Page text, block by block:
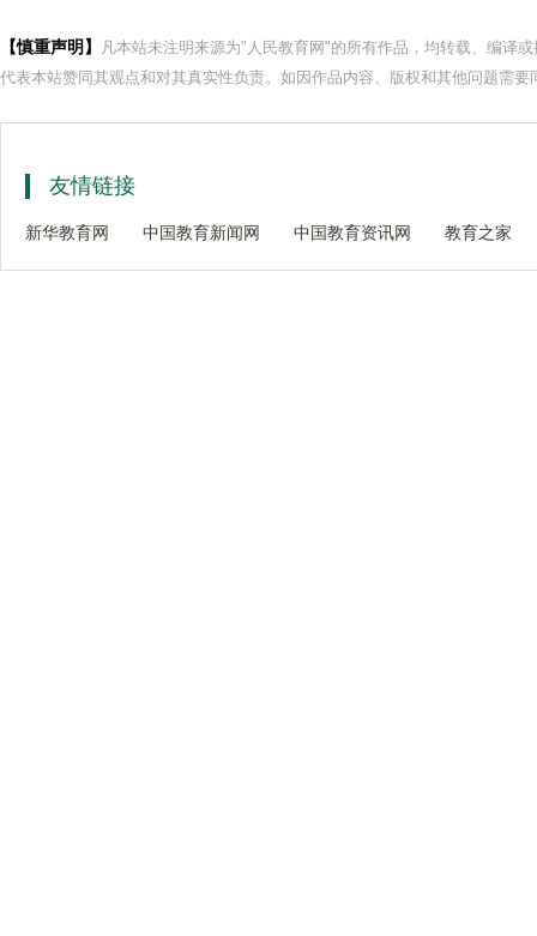
【慎重声明】
凡本站未注明来源为"人民教育网"的所有作品，均转载、编译
代表本站赞同其观点和对其真实性负责。如因作品内容、版权和其他问题需
友情链接
新华教育网 中国教育新闻网 中国教育资讯网 教育之家